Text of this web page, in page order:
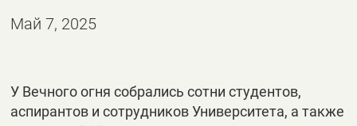
Май 7, 2025
У Вечного огня собрались сотни студентов,
аспирантов и сотрудников Университета, а также